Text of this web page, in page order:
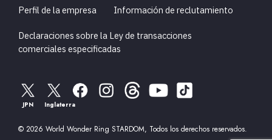
Perfil de la empresa
Información de reclutamiento
Declaraciones sobre la Ley de transacciones
comerciales especificadas
JPN Inglaterra
© 2026 World Wonder Ring STARDOM, Todos los derechos reservados.